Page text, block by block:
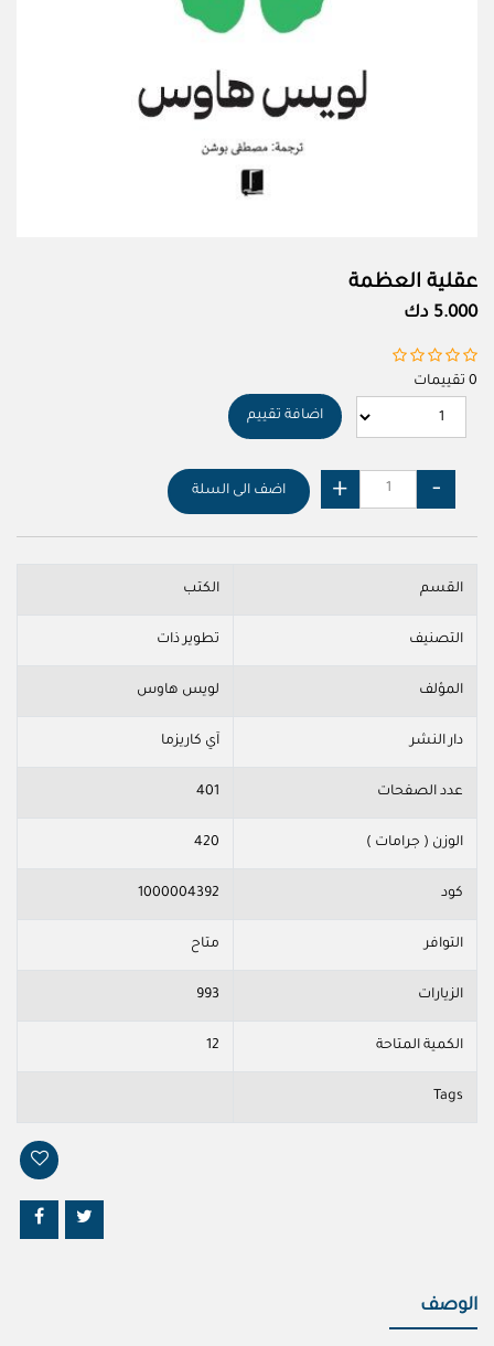
عقلية العظمة
5.000 دك
0 تقييمات
اضافة تقييم
اضف الى السلة
القسم الكتب
التصنيف تطوير ذات
المؤلف لويس هاوس
دار النشر آي كاريزما
عدد الصفحات 401
الوزن ( جرامات ) 420
كود 1000004392
التوافر متاح
الزيارات 993
الكمية المتاحة 12
Tags
الوصف